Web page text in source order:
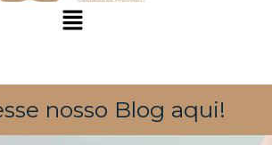
nosso Blog aqui!